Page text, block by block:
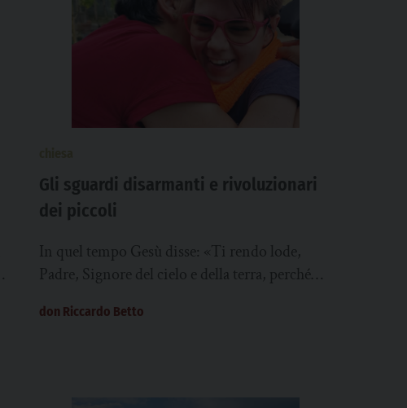
Gli sguardi disarmanti e rivoluzionari
dei piccoli
In quel tempo Gesù disse: «Ti rendo lode,
Padre, Signore del cielo e della terra, perché
don Riccardo Betto